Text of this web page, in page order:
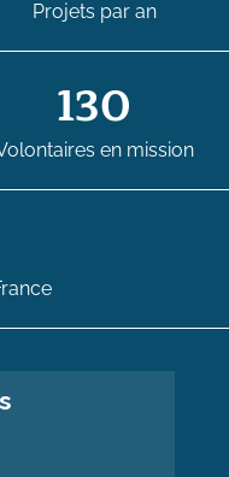
Projets par an
130
en mission